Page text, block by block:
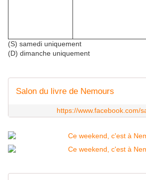
(S) samedi uniquement
(D) dimanche uniquement
Salon du livre de Nemours
https://www.facebook.com/